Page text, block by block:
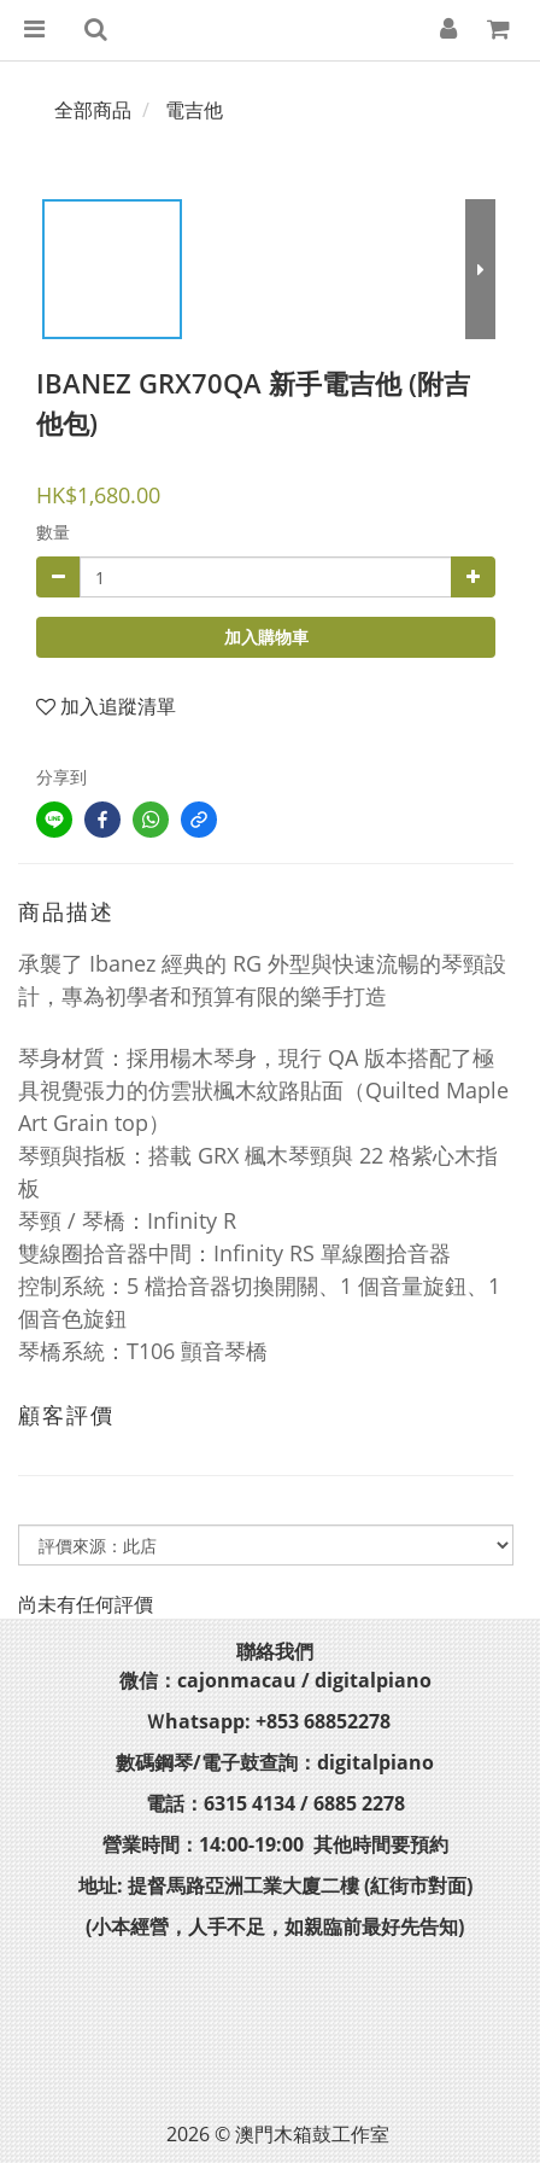
全部商品 電吉他
IBANEZ GRX70QA 新手電吉他 (附吉
他包)
HK$1,680.00
數量
加入購物車
加入追蹤清單
分享到
商品描述
承襲了 Ibanez 經典的 RG 外型與快速流暢的琴頸設
計，專為初學者和預算有限的樂手打造
琴身材質：採用楊木琴身，現行 QA 版本搭配了極
具視覺張力的仿雲狀楓木紋路貼面（Quilted Maple
Art Grain top）
琴頸與指板：搭載 GRX 楓木琴頸與 22 格紫心木指
板
琴頸 / 琴橋：Infinity R
雙線圈拾音器中間：Infinity RS 單線圈拾音器
控制系統：5 檔拾音器切換開關、1 個音量旋鈕、1
個音色旋鈕
琴橋系統：T106 顫音琴橋
顧客評價
尚未有任何評價
聯絡我們
微信：cajonmacau / digitalpiano
Ｗhatsapp: +853 68852278
數碼鋼琴/電子鼓查詢：digitalpiano
電話：6315 4134 / 6885 2278
營業時間：14:00-19:00 其他時間要預約
地址: 提督馬路亞洲工業大廈二樓 (紅街市對面)
(小本經營，人手不足，如親臨前最好先告知)
2026 © 澳門木箱鼓工作室